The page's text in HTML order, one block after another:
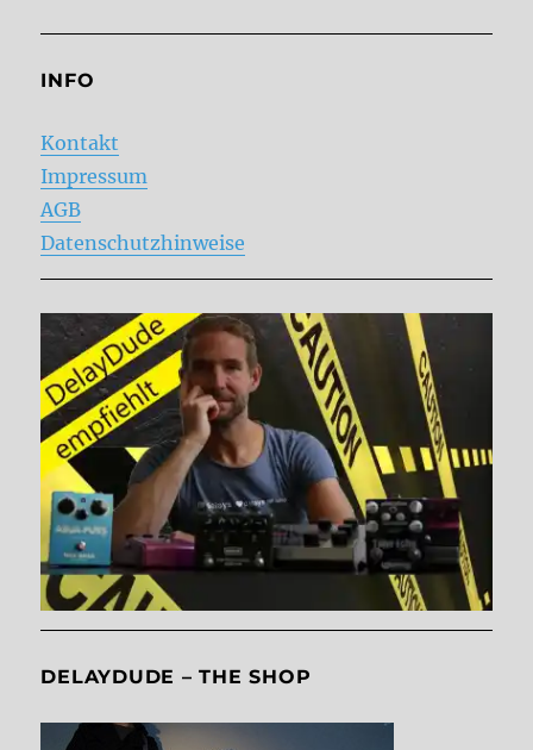
INFO
Kontakt
Impressum
AGB
Datenschutzhinweise
DELAYDUDE – THE SHOP